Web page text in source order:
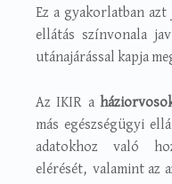
Ez a gyakorlatban
ellátás színvonala
utánajárással kapja
Az IKIR a
más egészségügyi
adatokhoz való
elérését, valamint az